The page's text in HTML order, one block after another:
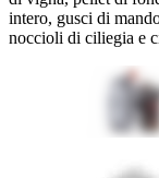
intero, gusci di
noccioli di ciliegia e